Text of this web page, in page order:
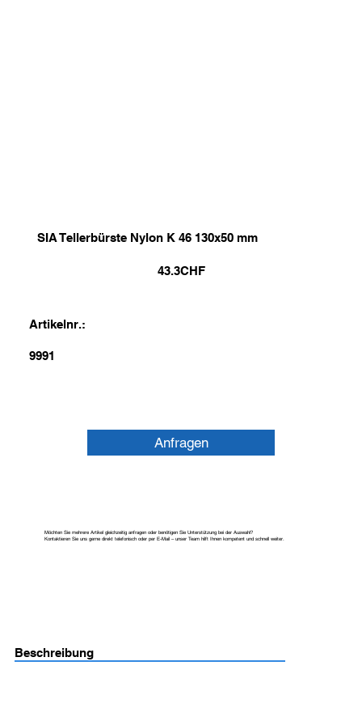
SIA Tellerbürste Nylon K 46 130x50 mm
43.3CHF
Artikelnr.:
9991
Anfragen
Möchten Sie mehrere Artikel gleichzeitig anfragen oder benötigen Sie Unterstützung bei der Auswahl?
Kontaktieren Sie uns gerne direkt telefonisch oder per E-Mail – unser Team hilft Ihnen kompetent und schnell weiter.
Beschreibung